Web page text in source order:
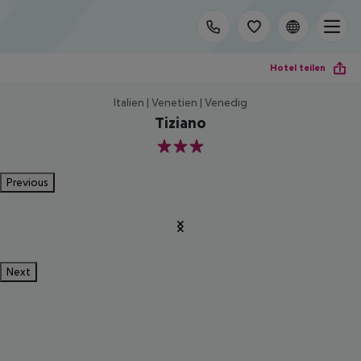
Hotel teilen
Italien | Venetien | Venedig
Tiziano
3
Previous
Next